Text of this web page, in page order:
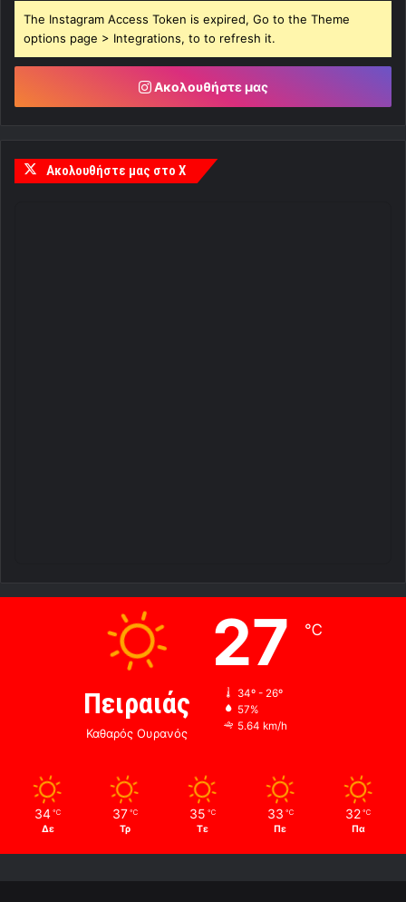
The Instagram Access Token is expired, Go to the Theme
options page > Integrations, to to refresh it.
Ακολουθήστε μας
Ακολουθήστε μας στο X
Πειραιάς
Καθαρός Ουρανός
27 ℃
34º - 26º
57%
5.64 km/h
34 ℃
Δε
37 ℃
Τρ
35 ℃
Τε
33 ℃
Πε
32 ℃
Πα